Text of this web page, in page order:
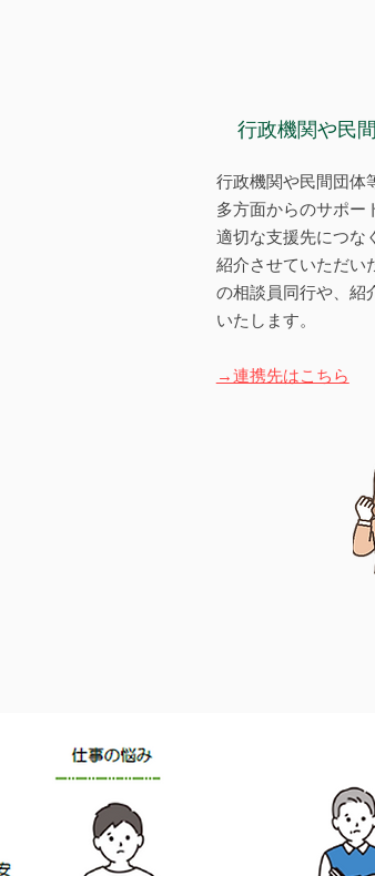
行政機関や民
行政機関や民間団体
多方面からのサポー
適切な支援先につな
紹介させていただい
の相談員同行や、紹
いたします。
→連携先はこちら